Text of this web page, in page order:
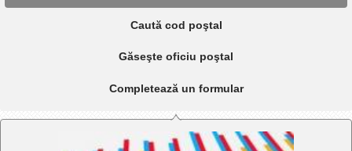
Caută cod poştal
Găseşte oficiu poştal
Completează un formular